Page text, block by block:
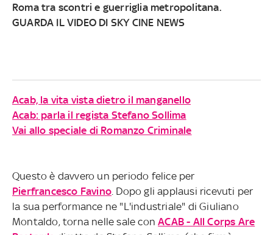
Roma tra scontri e guerriglia metropolitana.
GUARDA IL VIDEO DI SKY CINE NEWS
Acab, la vita vista dietro il manganello
Acab: parla il regista Stefano Sollima
Vai allo speciale di Romanzo Criminale
Questo è davvero un periodo felice per
Pierfrancesco Favino. Dopo gli applausi ricevuti per
la sua performance ne "L'industriale" di Giuliano
Montaldo, torna nelle sale conACAB - All Corps Are